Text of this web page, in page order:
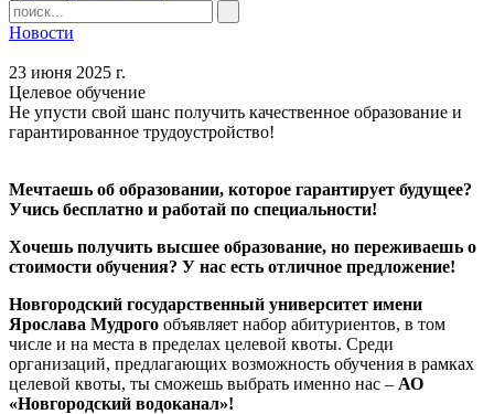
Новости
23 июня 2025 г.
Целевое обучение
Не упусти свой шанс получить качественное образование и
гарантированное трудоустройство!
Мечтаешь об образовании, которое гарантирует будущее?
Учись бесплатно и работай по специальности!
Хочешь получить высшее образование, но переживаешь о
стоимости обучения? У нас есть отличное предложение!
Новгородский государственный университет имени
Ярослава Мудрого объявляет набор абитуриентов, в том
числе и на места в пределах целевой квоты. Среди
организаций, предлагающих возможность обучения в рамках
целевой квоты, ты сможешь выбрать именно нас – АО
«Новгородский водоканал»!